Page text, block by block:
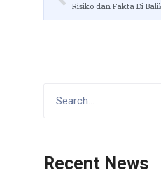
Recent News